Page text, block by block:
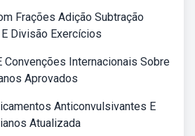
Frações Adição Subtração
Divisão Exercícios
Convenções Internacionais Sobre
Aprovados
Anticonvulsivantes E
Atualizada